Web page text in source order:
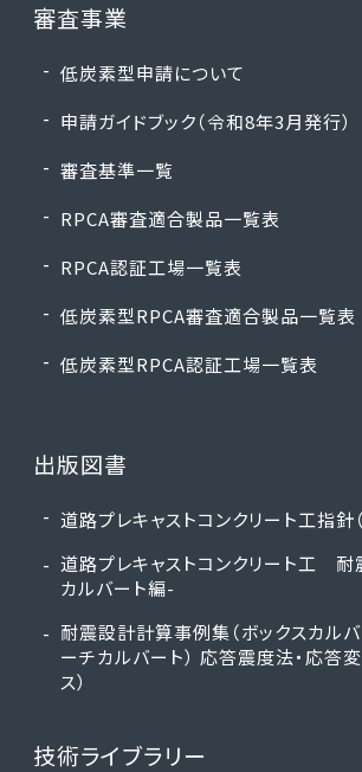
審査事業
低炭素型申請について
申請ガイドブック（令和8年3月発行）
審査基準一覧
RPCA審査適合製品一覧表
RPCA認証工場一覧表
低炭素型RPCA審査適合製品一覧表
低炭素型RPCA認証工場一覧表
出版図書
道路プレキャストコンクリート工指針（
道路プレキャストコンクリート工
カルバート編-
耐震設計計算事例集（ボックスカル
ーチカルバート） 応答震度法・応答
ス）
技術ライブラリー